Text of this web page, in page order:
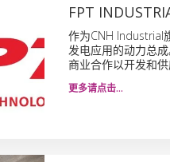
FPT
作为CNH Industrial
发电应用的动力总
商业合作以开发和供
更多请点击…